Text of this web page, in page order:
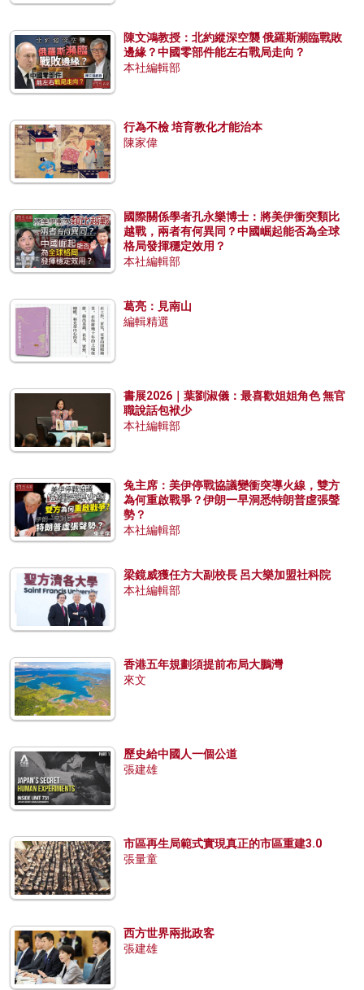
陳文鴻教授：北約縱深空襲 俄羅斯瀕臨戰敗
邊緣？中國零部件能左右戰局走向？
本社編輯部
行為不檢 培育教化才能治本
陳家偉
國際關係學者孔永樂博士：將美伊衝突類比
越戰，兩者有何異同？中國崛起能否為全球
格局發揮穩定效用？
本社編輯部
葛亮：見南山
編輯精選
書展2026｜葉劉淑儀：最喜歡姐姐角色 無官
職說話包袱少
本社編輯部
兔主席：美伊停戰協議變衝突導火線，雙方
為何重啟戰爭？伊朗一早洞悉特朗普虛張聲
勢？
本社編輯部
梁鏡威獲任方大副校長 呂大樂加盟社科院
本社編輯部
香港五年規劃須提前布局大鵬灣
來文
歷史給中國人一個公道
張建雄
市區再生局範式實現真正的市區重建3.0
張量童
西方世界兩批政客
張建雄